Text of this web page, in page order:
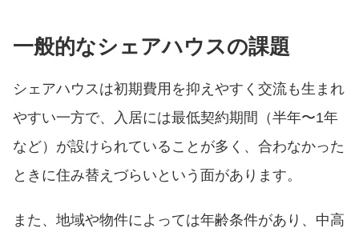
一般的なシェアハウスの課題
シェアハウスは初期費用を抑えやすく交流も生まれ
やすい一方で、入居には最低契約期間（半年〜1年
など）が設けられていることが多く、合わなかった
ときに住み替えづらいという面があります。
また、地域や物件によっては年齢条件があり、中高